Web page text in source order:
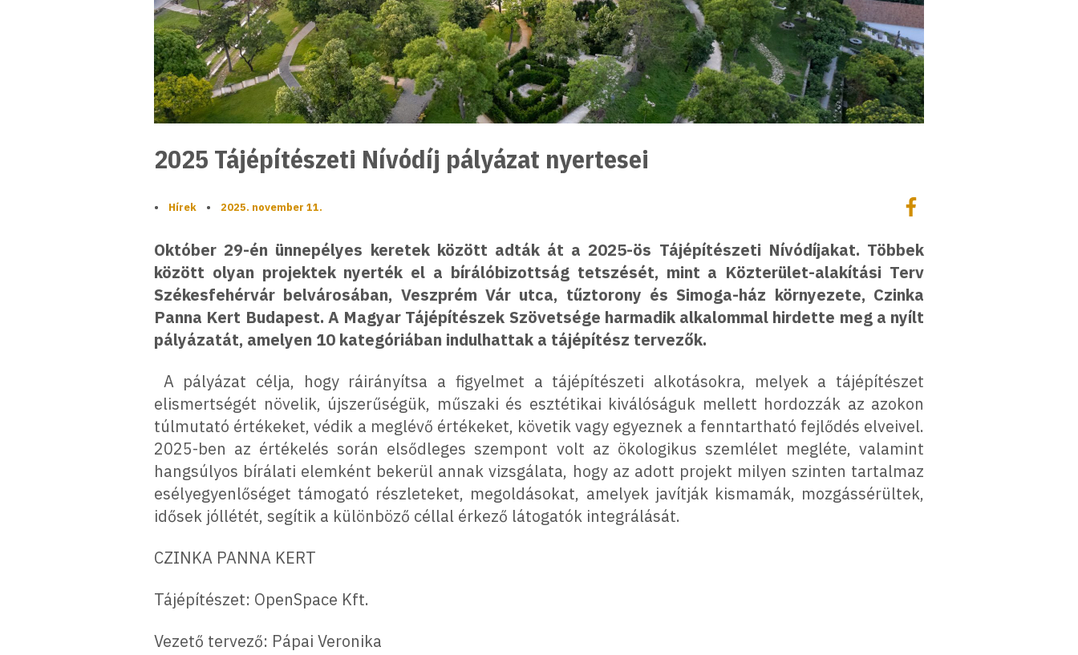
2025 Tájépítészeti Nívódíj pályázat nyertesei
• Hírek • 2025. november 11.
Megosztás
Megosztás Facebookon
Október 29-én ünnepélyes keretek között adták át a 2025-ös Tájépítészeti Nívódíjakat. Többek
között olyan projektek nyerték el a bírálóbizottság tetszését, mint a Közterület-alakítási Terv
Székesfehérvár belvárosában, Veszprém Vár utca, tűztorony és Simoga-ház környezete, Czinka
Panna Kert Budapest. A Magyar Tájépítészek Szövetsége harmadik alkalommal hirdette meg a nyílt
pályázatát, amelyen 10 kategóriában indulhattak a tájépítész tervezők.
A pályázat célja, hogy ráirányítsa a figyelmet a tájépítészeti alkotásokra, melyek a tájépítészet
elismertségét növelik, újszerűségük, műszaki és esztétikai kiválóságuk mellett hordozzák az azokon
túlmutató értékeket, védik a meglévő értékeket, követik vagy egyeznek a fenntartható fejlődés elveivel.
2025-ben az értékelés során elsődleges szempont volt az ökologikus szemlélet megléte, valamint
hangsúlyos bírálati elemként bekerül annak vizsgálata, hogy az adott projekt milyen szinten tartalmaz
esélyegyenlőséget támogató részleteket, megoldásokat, amelyek javítják kismamák, mozgássérültek,
idősek jóllétét, segítik a különböző céllal érkező látogatók integrálását.
CZINKA PANNA KERT
Tájépítészet: OpenSpace Kft.
Vezető tervező: Pápai Veronika